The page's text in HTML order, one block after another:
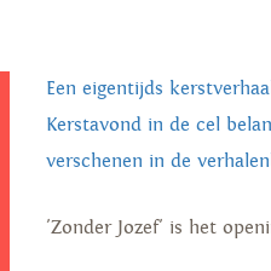
Een eigentijds
Kerstavond in de cel
verschenen in de
'Zonder Jozef' is het